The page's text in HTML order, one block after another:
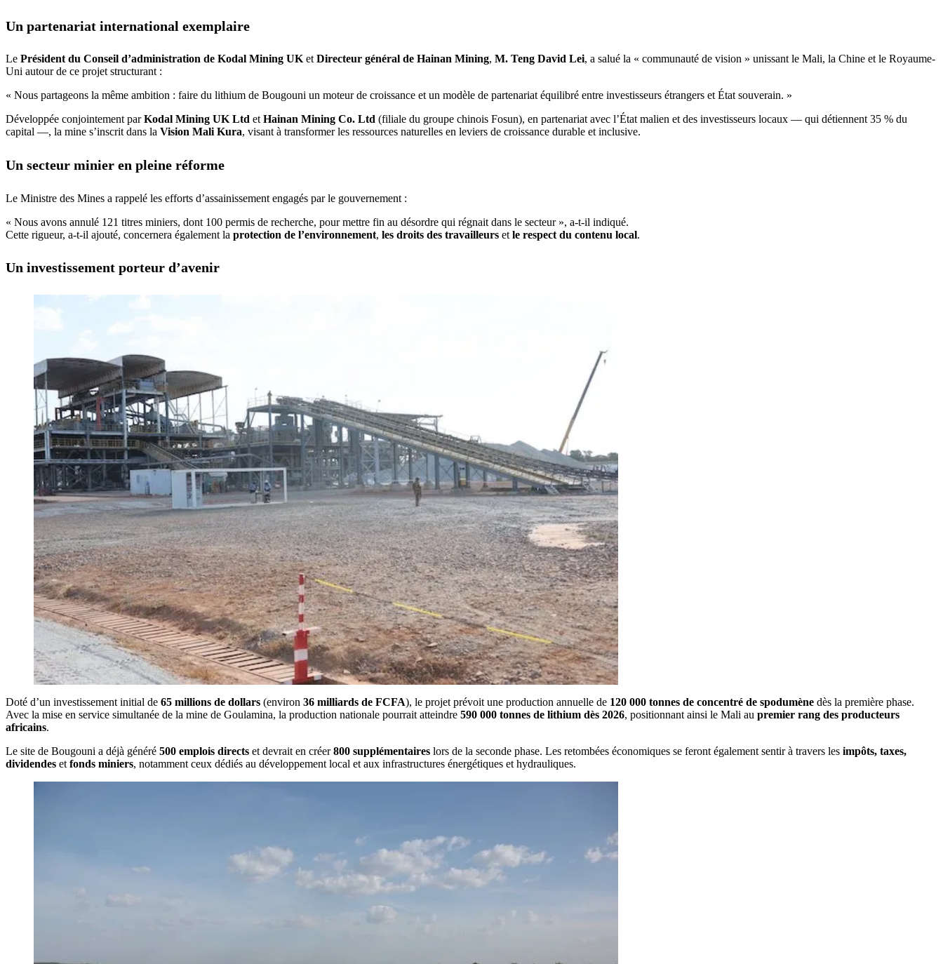
Un partenariat international exemplaire
Le Président du Conseil d’administration de Kodal Mining UK et Directeur général de Hainan Mining, M. Teng David Lei, a salué la « communauté de vision » unissant le Mali, la Chine et le Royaume-
Uni autour de ce projet structurant :
« Nous partageons la même ambition : faire du lithium de Bougouni un moteur de croissance et un modèle de partenariat équilibré entre investisseurs étrangers et État souverain. »
Développée conjointement parKodal Mining UK Ltd et Hainan Mining Co. Ltd (filiale du groupe chinois Fosun), en partenariat avec l’État malien et des investisseurs locaux — qui détiennent 35 % du
capital —, la mine s’inscrit dans la Vision Mali Kura, visant à transformer les ressources naturelles en leviers de croissance durable et inclusive.
Un secteur minier en pleine réforme
Le Ministre des Mines a rappelé les efforts d’assainissement engagés par le gouvernement :
« Nous avons annulé 121 titres miniers, dont 100 permis de recherche, pour mettre fin au désordre qui régnait dans le secteur », a-t-il indiqué.
Cette rigueur, a-t-il ajouté, concernera également la protection de l’environnement, les droits des travailleurs et le respect du contenu local.
Un investissement porteur d’avenir
Doté d’un investissement initial de 65 millions de dollars (environ 36 milliards de FCFA), le projet prévoit une production annuelle de 120 000 tonnes de concentré de spodumène dès la première phase.
Avec la mise en service simultanée de la mine de Goulamina, la production nationale pourrait atteindre 590 000 tonnes de lithium dès 2026, positionnant ainsi le Mali au premier rang des producteurs
africains.
Le site de Bougouni a déjà généré 500 emplois directs et devrait en créer800 supplémentaires lors de la seconde phase. Les retombées économiques se feront également sentir à travers les impôts, taxes,
dividendes et fonds miniers, notamment ceux dédiés au développement local et aux infrastructures énergétiques et hydrauliques.